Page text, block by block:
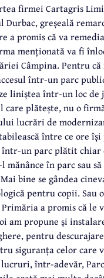
firmei Cartagris
Durbac, greșeală
a promis că va
menționată va fi
Câmpina. Pentru
într-un parc
liniștea într-un loc de
care plătește, nu o
lucrări de
între ce ore își
un parc plătit chiar
mănânce în parc sau
bine se gândea
pentru copii. Sau
Primăria a promis că le
am propune și
pentru
siguranța celor care
lucruri, într-adevăr,